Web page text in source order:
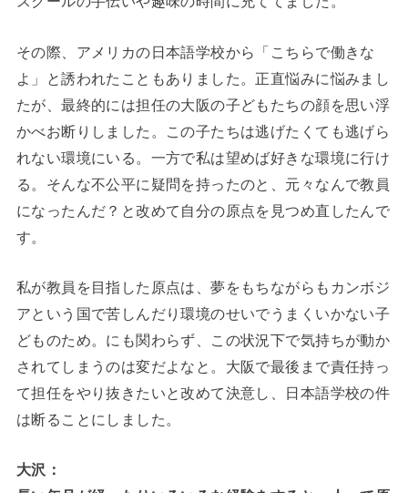
その際、アメリカの日本語学校から「こちらで働きな
よ」と誘われたこともありました。正直悩みに悩みまし
たが、最終的には担任の大阪の子どもたちの顔を思い浮
かべお断りしました。この子たちは逃げたくても逃げら
れない環境にいる。一方で私は望めば好きな環境に行け
る。そんな不公平に疑問を持ったのと、元々なんで教員
になったんだ？と改めて自分の原点を見つめ直したんで
す。
私が教員を目指した原点は、夢をもちながらもカンボジ
アという国で苦しんだり環境のせいでうまくいかない子
どものため。にも関わらず、この状況下で気持ちが動か
されてしまうのは変だよなと。大阪で最後まで責任持っ
て担任をやり抜きたいと改めて決意し、日本語学校の件
は断ることにしました。
大沢：